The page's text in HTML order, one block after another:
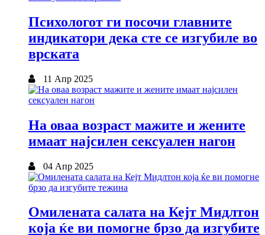
Психологот ги посочи главните
индикатори дека сте се изгубиле во
врската
11 Апр 2025
На оваа возраст мажите и жените
имаат најсилен сексуален нагон
04 Апр 2025
Омилената салата на Кејт Мидлтон
која ќе ви помогне брзо да изгубите